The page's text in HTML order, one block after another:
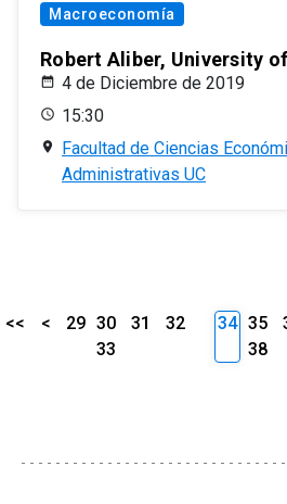
Macroeconomía
Robert Aliber, University
4 de Diciembre de 2019
15:30
Facultad de Ciencias
Administrativas UC
<< < 29 30 31
32
33
34 35
38